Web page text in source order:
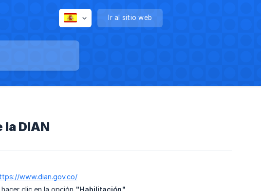
Ir al sitio web
DIAN
www.dian.gov.co/
clic en la opción "Habilitación"